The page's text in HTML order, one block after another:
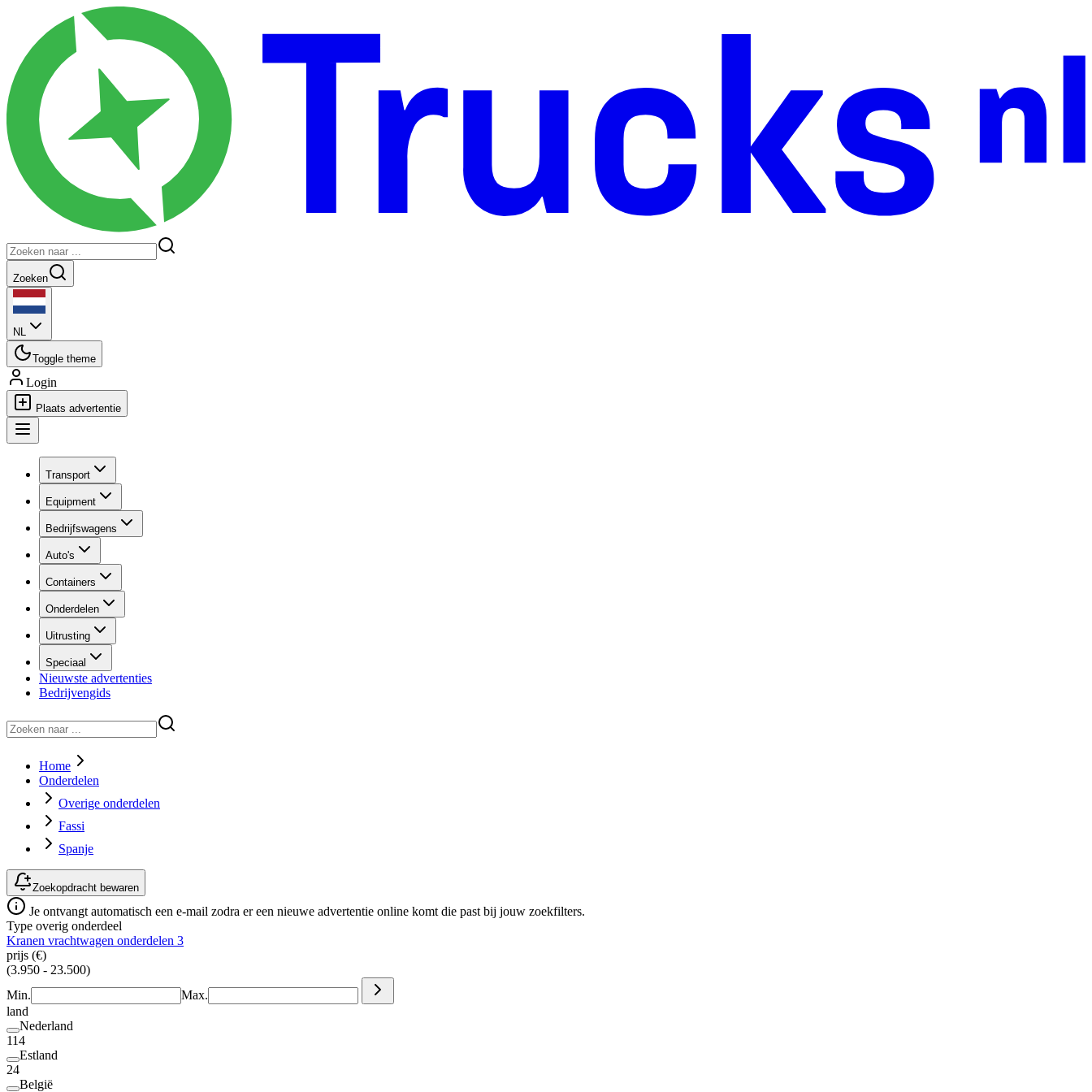
Zoeken
NL
Toggle theme
Login
Plaats advertentie
Transport
Equipment
Bedrijfswagens
Auto's
Containers
Onderdelen
Uitrusting
Speciaal
Nieuwste advertenties
Bedrijvengids
Home
Onderdelen
Overige onderdelen
Fassi
Spanje
Zoekopdracht bewaren
Je ontvangt automatisch een e-mail zodra er een nieuwe advertentie online komt die past bij jouw zoekfilters.
Type overig onderdeel
Kranen vrachtwagen onderdelen 3
prijs (€)
(3.950 - 23.500)
Min.
Max.
land
Nederland
114
Estland
24
België